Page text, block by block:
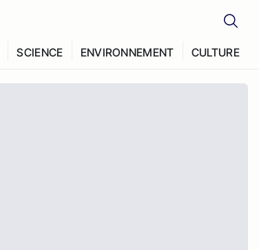
SCIENCE ENVIRONNEMENT CULTURE